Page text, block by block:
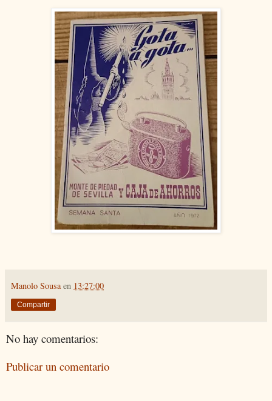
Manolo Sousa en 13:27:00
Compartir
No hay comentarios:
Publicar un comentario